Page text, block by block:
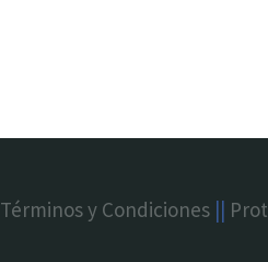
Términos y Condiciones ||